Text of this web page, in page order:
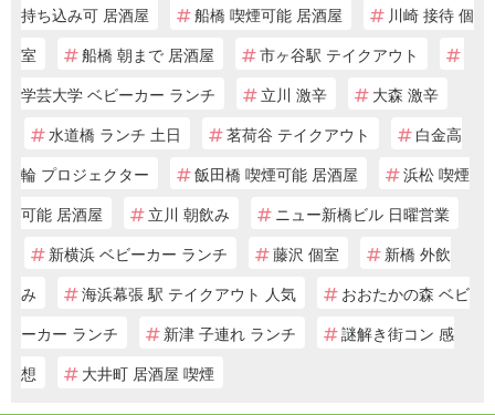
持ち込み可 居酒屋
船橋 喫煙可能 居酒屋
川崎 接待 個
室
船橋 朝まで 居酒屋
市ヶ谷駅 テイクアウト
学芸大学 ベビーカー ランチ
立川 激辛
大森 激辛
水道橋 ランチ 土日
茗荷谷 テイクアウト
白金高
輪 プロジェクター
飯田橋 喫煙可能 居酒屋
浜松 喫煙
可能 居酒屋
立川 朝飲み
ニュー新橋ビル 日曜営業
新横浜 ベビーカー ランチ
藤沢 個室
新橋 外飲
み
海浜幕張 駅 テイクアウト 人気
おおたかの森 ベビ
ーカー ランチ
新津 子連れ ランチ
謎解き街コン 感
想
大井町 居酒屋 喫煙